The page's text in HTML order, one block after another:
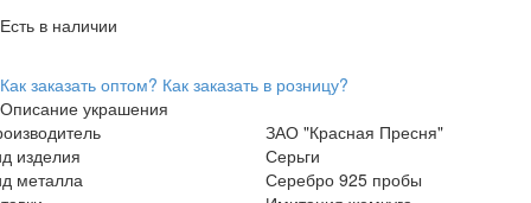
Есть в наличии
Как заказать оптом? Как заказать в розницу?
Описание украшения
ЗАО "Красная Пресня"
изделия
Серьги
металла
Серебро 925 пробы